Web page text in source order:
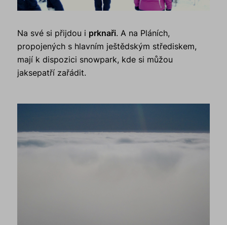
Na své si přijdou i prknaři. A na Pláních,
propojených s hlavním ještědským střediskem,
mají k dispozici snowpark, kde si můžou
jaksepatří zařádit.